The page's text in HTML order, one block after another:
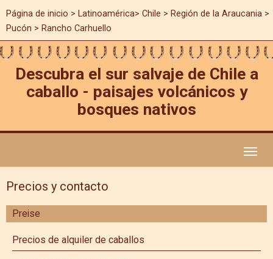
Página de inicio > Latinoamérica> Chile > Región de la Araucania >
Pucón > Rancho Carhuello
Descubra el sur salvaje de Chile a
caballo - paisajes volcánicos y
bosques nativos
Precios y contacto
Preise
Precios de alquiler de caballos